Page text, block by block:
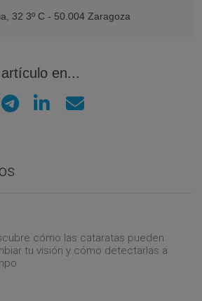
32 3º C - 50.004 Zaragoza
en...
cómo las cataratas pueden
tu visión y cómo detectarlas a